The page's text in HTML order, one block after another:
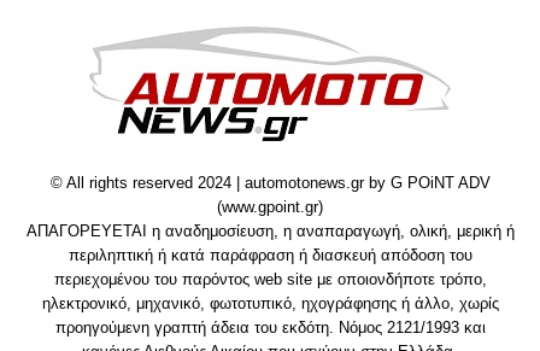
© All rights reserved 2024 | automotonews.gr by G POiNT ADV
(www.gpoint.gr)
ΑΠΑΓΟΡΕΥΕΤΑΙ η αναδημοσίευση, η αναπαραγωγή, ολική, μερική ή
περιληπτική ή κατά παράφραση ή διασκευή απόδοση του
περιεχομένου του παρόντος web site με οποιονδήποτε τρόπο,
ηλεκτρονικό, μηχανικό, φωτοτυπικό, ηχογράφησης ή άλλο, χωρίς
προηγούμενη γραπτή άδεια του εκδότη. Νόμος 2121/1993 και